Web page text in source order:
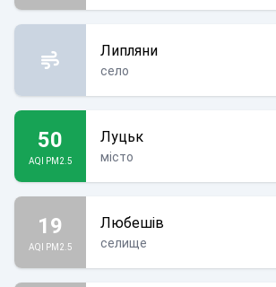
Липляни
село
50
AQI PM2.5
Луцьк
місто
19
AQI PM2.5
Любешів
селище